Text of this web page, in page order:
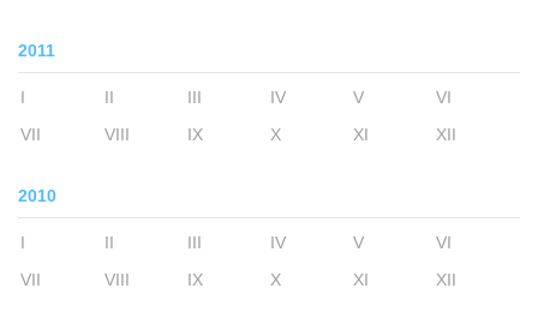
2011
I II III IV V
VI
VII
VIII IX X XI XII
2010
I II III IV V
VI
VII
VIII IX X XI XII